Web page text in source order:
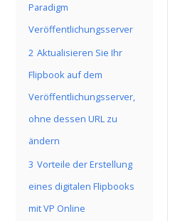
Paradigm
Veröffentlichungsserver
2 Aktualisieren Sie Ihr
Flipbook auf dem
Veröffentlichungsserver,
ohne dessen URL zu
ändern
3 Vorteile der Erstellung
eines digitalen Flipbooks
mit VP Online